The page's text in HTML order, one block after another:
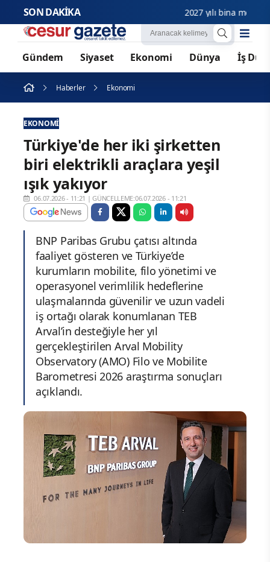
SON DAKİKA 2027 yılı bina
Gündem Siyaset Ekonomi Dünya İş
Haberler Ekonomi
EKONOMI
Türkiye'de her iki şirketten
biri elektrikli araçlara yeşil
ışık yakıyor
06.07.2026 - 11:21 |GÜNCELLEME:06.07.2026 - 11:21
BNP Paribas Grubu çatısı altında
faaliyet gösteren ve Türkiye’de
kurumların mobilite, filo yönetimi ve
operasyonel verimlilik hedeflerine
ulaşmalarında güvenilir ve uzun vadeli
iş ortağı olarak konumlanan TEB
Arval’in desteğiyle her yıl
gerçekleştirilen Arval Mobility
Observatory (AMO) Filo ve Mobilite
Barometresi 2026 araştırma sonuçları
açıklandı.